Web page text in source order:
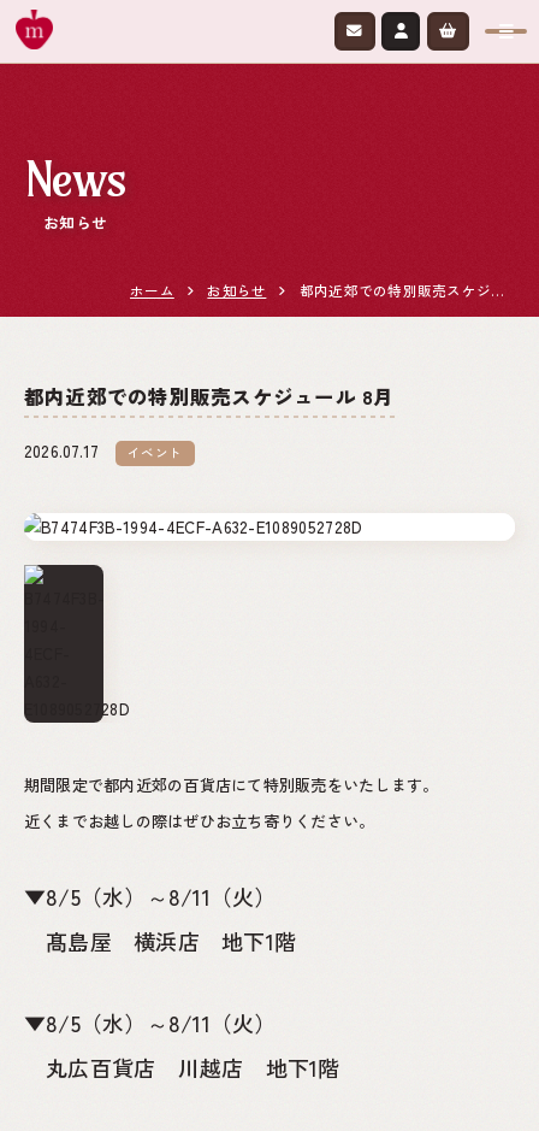
News
お知らせ
ホーム お知らせ 都内近郊での特別販売スケジュール 8月
都内近郊での特別販売スケジュール 8月
2026.07.17 イベント
期間限定で都内近郊の百貨店にて特別販売をいたします。
近くまでお越しの際はぜひお立ち寄りください。
▼8/5（水）～8/11（火）
髙島屋 横浜店 地下1階
▼8/5（水）～8/11（火）
丸広百貨店 川越店 地下1階